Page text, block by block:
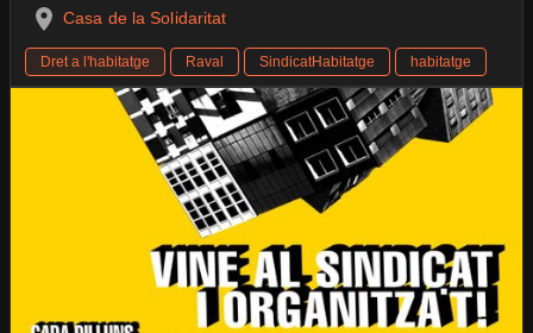
Casa de la Solidaritat
Dret a l'habitatge Raval SindicatHabitatge habitatge